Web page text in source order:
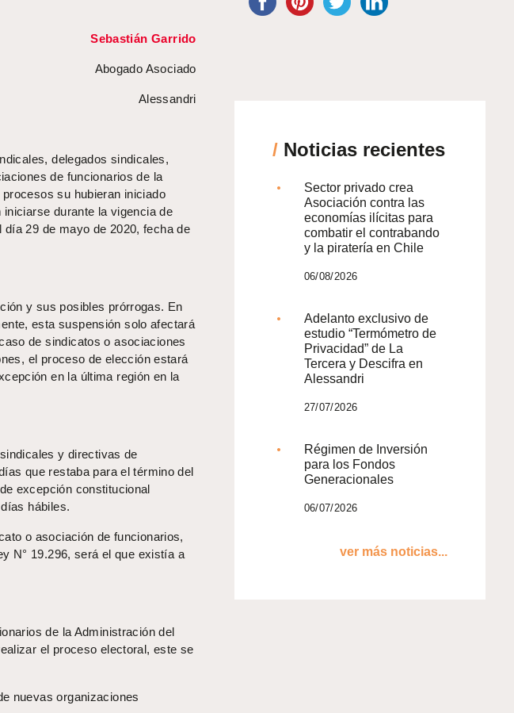
Sebastián Garrido
Abogado Asociado
Alessandri
delegados sindicales,
de funcionarios de la
su hubieran iniciado
durante la vigencia de
29 de mayo de 2020, fecha de
y sus posibles prórrogas. En
esta suspensión solo afectará
de sindicatos o asociaciones
el proceso de elección estará
en la última región en la
y directivas de
que restaba para el término del
excepción constitucional
hábiles.
o asociación de funcionarios,
N° 19.296, será el que existía a
de la Administración del
el proceso electoral, este se
nuevas organizaciones
/Noticias recientes
Sector privado crea
Asociación contra las
economías ilícitas para
combatir el contrabando
y la piratería en Chile
06/08/2026
Adelanto exclusivo de
estudio “Termómetro de
Privacidad” de La
Tercera y Descifra en
Alessandri
27/07/2026
Régimen de Inversión
para los Fondos
Generacionales
06/07/2026
ver más noticias...